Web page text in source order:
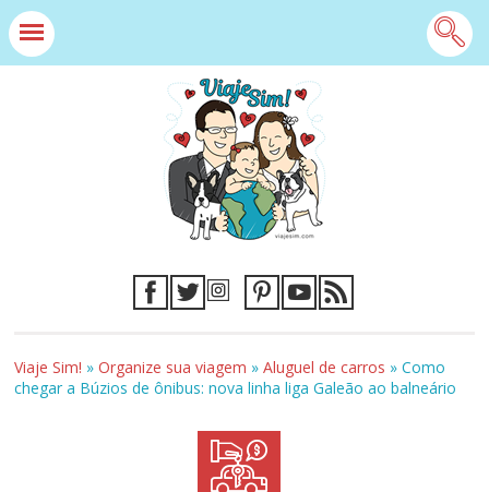
Viaje Sim! »Organize sua viagem »Aluguel de carros »Como
chegar a Búzios de ônibus: nova linha liga Galeão ao balneário